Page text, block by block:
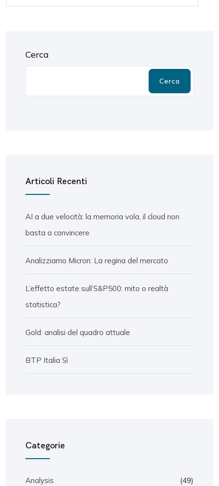
Cerca
Cerca
Articoli Recenti
AI a due velocità: la memoria vola, il cloud non
basta a convincere
Analizziamo Micron: La regina del mercato
L’effetto estate sull’S&P500: mito o realtà
statistica?
Gold: analisi del quadro attuale
BTP Italia Sì
Categorie
Analysis (49)